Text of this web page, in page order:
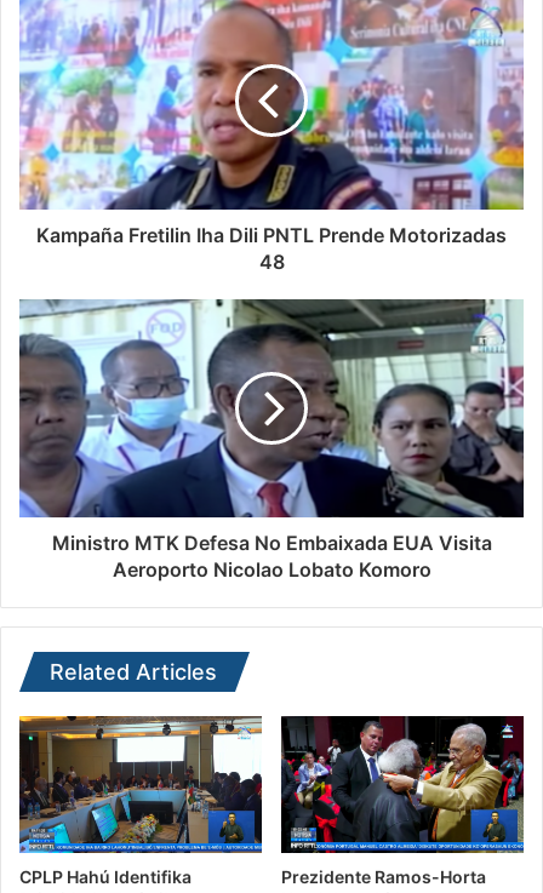
Kampaña Fretilin Iha Dili PNTL Prende Motorizadas
48
Ministro MTK Defesa No Embaixada EUA Visita
Aeroporto Nicolao Lobato Komoro
Related Articles
CPLP Hahú Identifika
Prezidente Ramos-Horta